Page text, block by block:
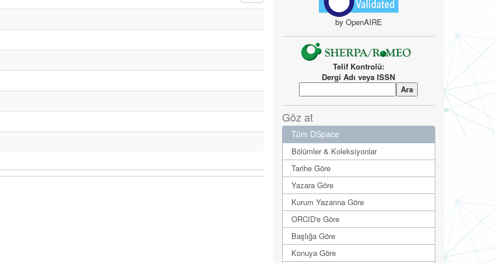
by OpenAIRE
Telif Kontrolü:
Dergi Adı veya ISSN
Göz at
Tüm DSpace
Bölümler & Koleksiyonlar
Tarihe Göre
Yazara Göre
Kurum Yazarına Göre
ORCID'e Göre
Başlığa Göre
Konuya Göre